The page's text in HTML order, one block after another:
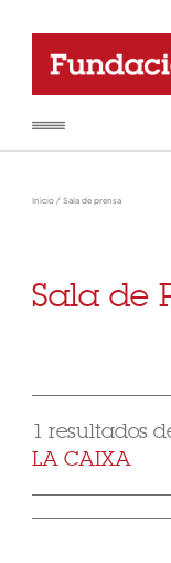
Inicio / Sala de prensa
Sala de
1 resultados
LA CAIXA